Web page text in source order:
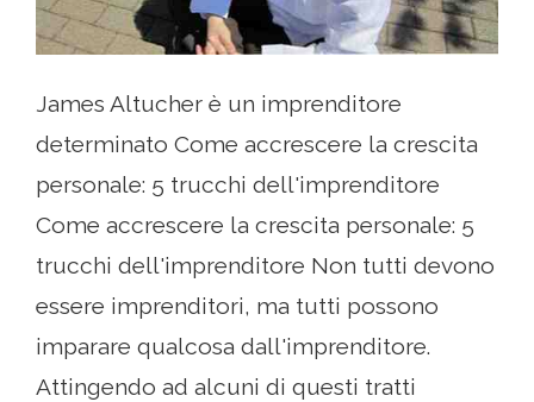
James Altucher è un imprenditore
determinato Come accrescere la crescita
personale: 5 trucchi dell'imprenditore
Come accrescere la crescita personale: 5
trucchi dell'imprenditore Non tutti devono
essere imprenditori, ma tutti possono
imparare qualcosa dall'imprenditore.
Attingendo ad alcuni di questi tratti